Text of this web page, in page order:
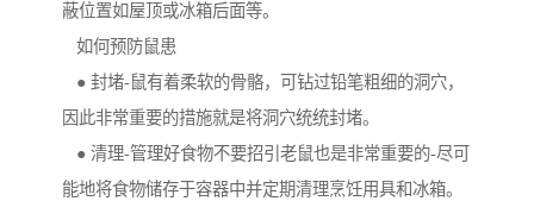
蔽位置如屋顶或冰箱后面等。
如何预防鼠患
● 封堵-鼠有着柔软的骨骼，可钻过铅笔粗细的洞穴，
因此非常重要的措施就是将洞穴统统封堵。
● 清理-管理好食物不要招引老鼠也是非常重要的-尽可
能地将食物储存于容器中并定期清理烹饪用具和冰箱。